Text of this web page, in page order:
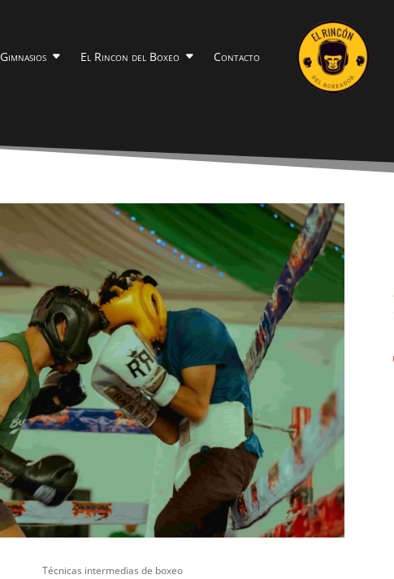
Gimnasios El Rincon del Boxeo Contacto
Técnicas intermedias de boxeo